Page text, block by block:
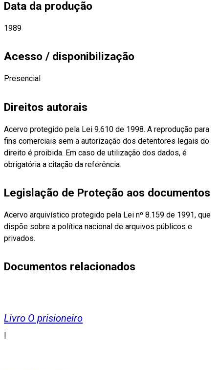
Data da produção
1989
Acesso / disponibilização
Presencial
Direitos autorais
Acervo protegido pela Lei 9.610 de 1998. A reprodução para
fins comerciais sem a autorização dos detentores legais do
direito é proibida. Em caso de utilização dos dados, é
obrigatória a citação da referência.
Legislação de Proteção aos documentos
Acervo arquivístico protegido pela Lei nº 8.159 de 1991, que
dispõe sobre a política nacional de arquivos públicos e
privados.
Documentos relacionados
Livro O prisioneiro